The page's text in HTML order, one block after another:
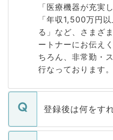
「医療機器が充実
「年収1,500万円
る」など、さまざ
ートナーにお伝え
ちろん、非常勤・
行なっております。
登録後は何をす
ご登録いただきま